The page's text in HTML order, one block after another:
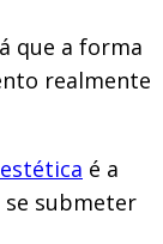
que a forma
realmente
é a
submeter